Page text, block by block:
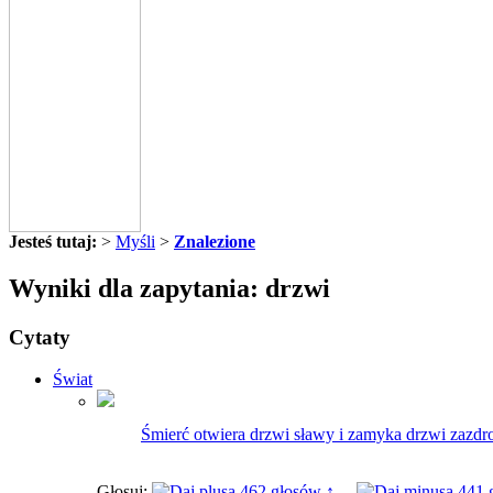
Jesteś tutaj: > Myśli > Znalezione
Wyniki dla zapytania: drzwi
Cytaty
Świat
Śmierć otwiera drzwi sławy i zamyka drzwi